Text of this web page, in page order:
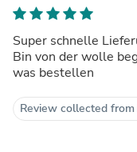
Super schnelle
Bin von der wolle
was bestellen
Review collected from